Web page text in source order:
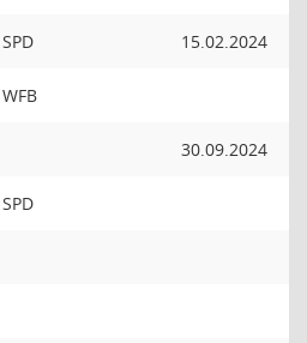
SPD 15.02.2024
WFB
30.09.2024
SPD